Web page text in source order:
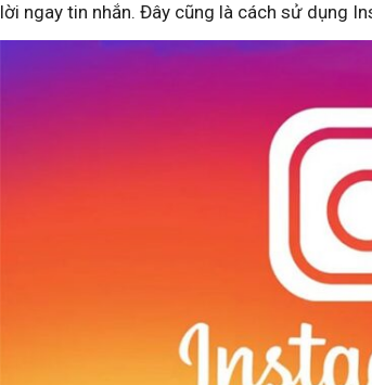
lời ngay tin nhắn. Đây cũng là cách sử dụng